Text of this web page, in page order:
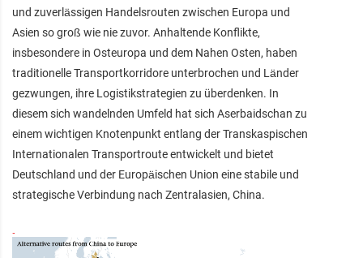
und zuverlässigen Handelsrouten zwischen Europa und
Asien so groß wie nie zuvor. Anhaltende Konflikte,
insbesondere in Osteuropa und dem Nahen Osten, haben
traditionelle Transportkorridore unterbrochen und Länder
gezwungen, ihre Logistikstrategien zu überdenken. In
diesem sich wandelnden Umfeld hat sich Aserbaidschan zu
einem wichtigen Knotenpunkt entlang der Transkaspischen
Internationalen Transportroute entwickelt und bietet
Deutschland und der Europäischen Union eine stabile und
strategische Verbindung nach Zentralasien, China.